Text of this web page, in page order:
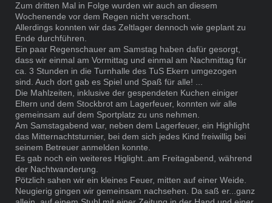
Zum dritten Mal in Folge wurden wir auch an diesem
Wochenende vor dem Regen nicht verschont.
Allerdings konnten wir das Zeltlager dennoch wie geplant zu
Ende durchführen.
Ein paar Regenschauer am Samstag haben dafür gesorgt,
dass wir einmal am Vormittag und einmal am Nachmittag für
ca. 3 Stunden in die Turnhalle des TuS Ekern umgezogen
sind. Auch dort gab es Spiel und Spaß für alle! ...
Die Mahlzeiten, inklusive der gespendeten Kuchen einiger
Eltern und dem Stockbrot am Lagerfeuer, konnten wir alle
gemeinsam auf dem Sportplatz zu uns nehmen.
Am Samstagabend war, neben dem Lagerfeuer, ein Highlight
das Mitternachtsturnier, bei dem sich jedes Kind freiwillig bei
seinem Betreuer anmelden konnte.
Es gab noch ein weiteres Higlight..am Freitagabend, während
der Nachtwanderung.
Pötzlich sahen wir ein kleines Feuer, mitten auf einer Weide.
Neugierig gingen wir gemeinsam nachsehen. Da saß er...ganz